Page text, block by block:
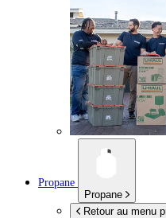
Propane
Propane
Retour au menu